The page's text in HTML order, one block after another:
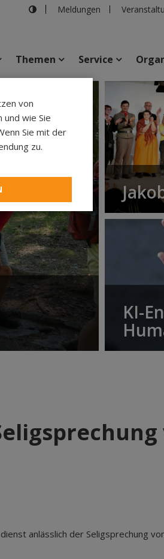
Meldungen
Veranstaltungen
Themen Service
KI-
anlässlich der Seligsprechung
von
wie Sie
Sie mit der
zu.